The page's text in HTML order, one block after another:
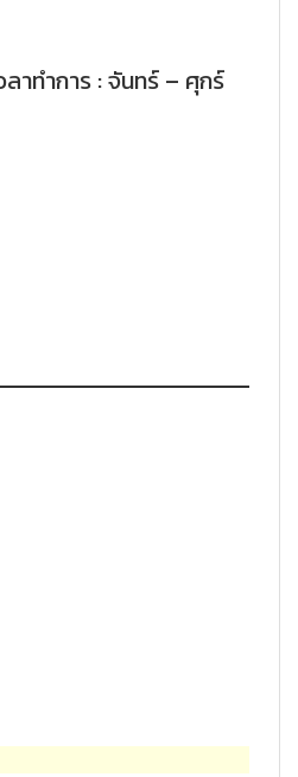
ลาทำการ : จันทร์ – ศุกร์